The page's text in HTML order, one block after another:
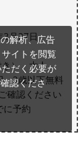
月27日
き） 大人
3歳以下無料
認ください
に予約
解析、広告
イトを閲覧
だく必要が
認くださ